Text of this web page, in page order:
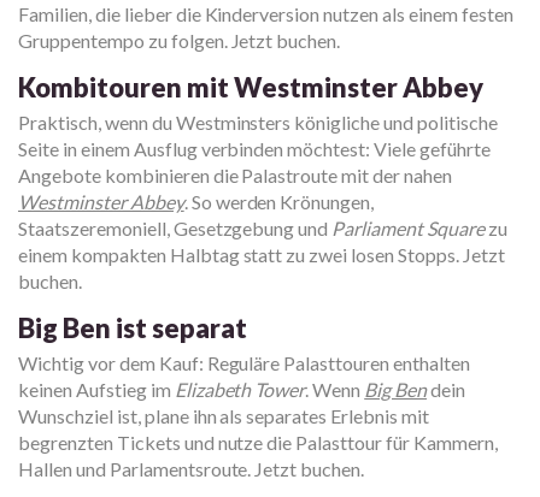
Familien, die lieber die Kinderversion nutzen als einem festen
Gruppentempo zu folgen. Jetzt buchen.
Kombitouren mit Westminster Abbey
Praktisch, wenn du Westminsters königliche und politische
Seite in einem Ausflug verbinden möchtest: Viele geführte
Angebote kombinieren die Palastroute mit der nahen
Westminster Abbey. So werden Krönungen,
Staatszeremoniell, Gesetzgebung und Parliament Squarezu
einem kompakten Halbtag statt zu zwei losen Stopps. Jetzt
buchen.
Big Ben ist separat
Wichtig vor dem Kauf: Reguläre Palasttouren enthalten
keinen Aufstieg im Elizabeth Tower. Wenn Big Bendein
Wunschziel ist, plane ihn als separates Erlebnis mit
begrenzten Tickets und nutze die Palasttour für Kammern,
Hallen und Parlamentsroute. Jetzt buchen.